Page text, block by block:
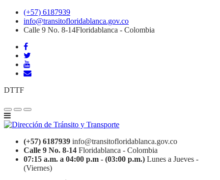
(+57) 6187939
info@transitofloridablanca.gov.co
Calle 9 No. 8-14Floridablanca - Colombia
DTTF
(+57) 6187939 info@transitofloridablanca.gov.co
Calle 9 No. 8-14 Floridablanca - Colombia
07:15 a.m. a 04:00 p.m - (03:00 p.m.) Lunes a Jueves -
(Viernes)